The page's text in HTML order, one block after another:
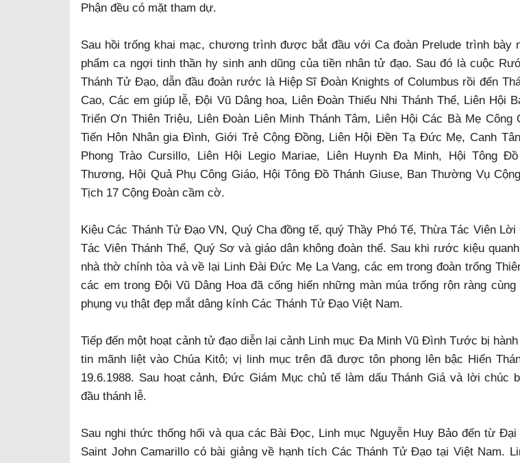
Phận đều có mặt tham dự.
Sau hồi trống khai mạc, chương trình được bắt đầu với Ca đoàn Prelude trình bày
phẩm ca ngợi tinh thần hy sinh anh dũng của tiền nhân tử đạo. Sau đó là cuộc
Thánh Tử Đạo, dẫn đầu đoàn rước là Hiệp Sĩ Đoàn Knights of Columbus rồi đến
Cao, Các em giúp lễ, Đội Vũ Dâng hoa, Liên Đoàn Thiếu Nhi Thánh Thể, Liên Hội
Triển Ơn Thiên Triệu, Liên Đoàn Liên Minh Thánh Tâm, Liên Hội Các Bà Mẹ Công
Tiến Hôn Nhân gia Đình, Giới Trẻ Cộng Đồng, Liên Hội Đền Tạ Đức Mẹ, Canh
Phong Trào Cursillo, Liên Hội Legio Mariae, Liên Huynh Đa Minh, Hội Tông
Thương, Hội Quả Phụ Công Giáo, Hội Tông Đồ Thánh Giuse, Ban Thường Vụ
Tịch 17 Cộng Đoàn cầm cờ.
Kiệu Các Thánh Tử Đạo VN, Quý Cha đồng tế, quý Thầy Phó Tế, Thừa Tác Viên Lời
Tác Viên Thánh Thể, Quý Sơ và giáo dân không đoàn thể. Sau khi rước kiệu
nhà thờ chính tòa và về lại Linh Đài Đức Mẹ La Vang, các em trong đoàn trống
các em trong Đội Vũ Dâng Hoa đã cống hiến những màn múa trống rộn ràng
phụng vụ thật đẹp mắt dâng kính Các Thánh Tử Đạo Việt Nam.
Tiếp đến một hoạt cảnh tử đạo diễn lại cảnh Linh mục Đa Minh Vũ Đình Tước bị
tin mãnh liệt vào Chúa Kitô; vị linh mục trên đã được tôn phong lên bậc Hiển
19.6.1988. Sau hoạt cảnh, Đức Giám Mục chủ tế làm dấu Thánh Giá và lời chúc
đầu thánh lễ.
Sau nghi thức thống hối và qua các Bài Đọc, Linh mục Nguyễn Huy Bảo đến từ Đại
Saint John Camarillo có bài giảng về hạnh tích Các Thánh Tử Đạo tại Việt Nam.